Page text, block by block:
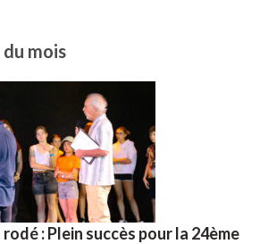
mois
: Plein succès pour la 24ème